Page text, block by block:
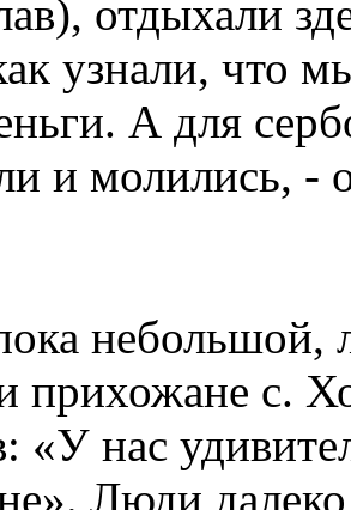
отдыхали
узнали, что
А для
и молились, -
небольшой,
прихожане с.
«У нас
Люди